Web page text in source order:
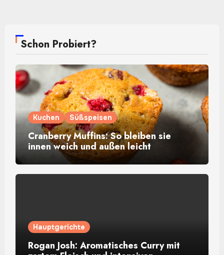
Schon Probiert?
Kuchen Süßspeisen
Cranberry Muffins: So bleiben sie
innen weich und außen leicht
goldbraun
Hauptgerichte
Rogan Josh: Aromatisches Curry mit